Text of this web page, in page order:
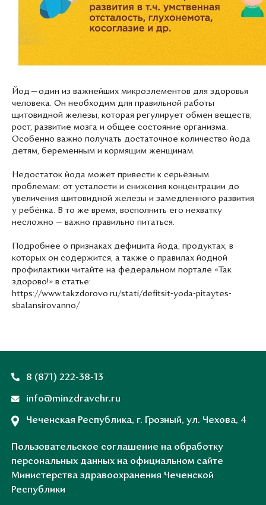
Йод — один из важнейших микроэлементов для здоровья
человека. Он необходим для правильной работы
щитовидной железы, которая регулирует обмен веществ,
рост, развитие мозга и общее состояние организма.
Особенно важно получать достаточное количество йода
детям, беременным и кормящим женщинам.
Недостаток йода может привести к серьёзным
проблемам: от усталости и снижения концентрации до
увеличения щитовидной железы и замедленного развития
у ребёнка. В то же время, восполнить его нехватку
несложно — важно правильно питаться.
Подробнее о признаках дефицита йода, продуктах, в
которых он содержится, а также о правилах йодной
профилактики читайте на федеральном портале «Так
здорово!» в статье:
https://www.takzdorovo.ru/stati/defitsit-yoda-pitaytes-
sbalansirovanno/
Пользовательское соглашение на обработку
персональных данных на официальном сайте
Министерства здравоохранения Чеченской
Республики
8 (871) 222-38-13
info@minzdravchr.ru
Чеченская Республика, г. Грозный, ул. Чехова, 4